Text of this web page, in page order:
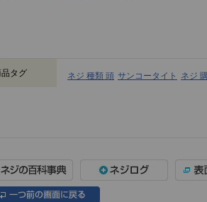
タグ ネジ 種類 頭 サンコータイト ネジ